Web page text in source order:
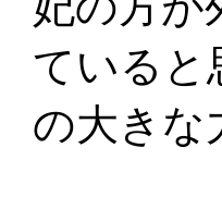
ていると
の大きな